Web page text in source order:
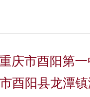
庆市酉阳第
酉阳县龙潭